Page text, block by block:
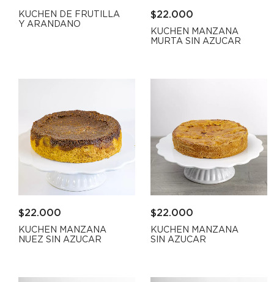
KUCHEN DE FRUTILLA
Y ARANDANO
$22.000
KUCHEN MANZANA
MURTA SIN AZUCAR
$22.000
KUCHEN MANZANA
NUEZ SIN AZUCAR
$22.000
KUCHEN MANZANA
SIN AZUCAR